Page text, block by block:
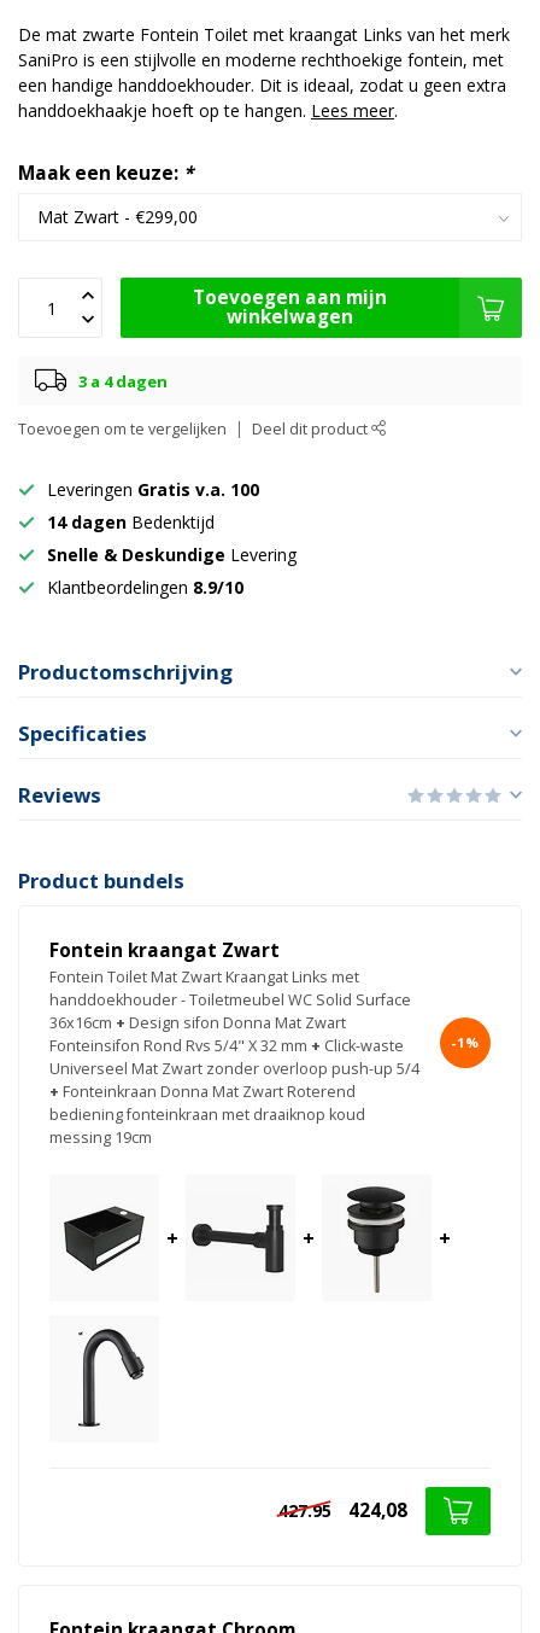
De mat zwarte Fontein Toilet met kraangat Links van het merk
SaniPro is een stijlvolle en moderne rechthoekige fontein, met
een handige handdoekhouder. Dit is ideaal, zodat u geen extra
handdoekhaakje hoeft op te hangen. Lees meer.
Maak een keuze: *
Toevoegen aan mijn
winkelwagen
3 a 4 dagen
Toevoegen om te vergelijken Deel dit product
Leveringen Gratis v.a. 100
14 dagen Bedenktijd
Snelle & Deskundige Levering
Klantbeordelingen 8.9/10
Productomschrijving
Specificaties
Reviews
Product bundels
Fontein kraangat Zwart
Fontein Toilet Mat Zwart Kraangat Links met
handdoekhouder - Toiletmeubel WC Solid Surface
36x16cm + Design sifon Donna Mat Zwart
Fonteinsifon Rond Rvs 5/4" X 32 mm + Click-waste
Universeel Mat Zwart zonder overloop push-up 5/4
+ Fonteinkraan Donna Mat Zwart Roterend
bediening fonteinkraan met draaiknop koud
messing 19cm
-1%
+ + +
427.95 424,08